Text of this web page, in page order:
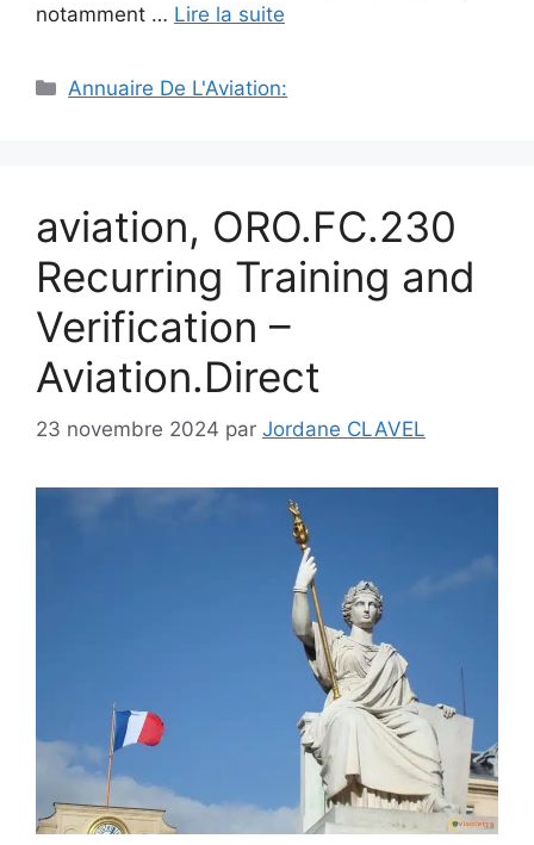
notamment … Lire la suite
Catégories
Annuaire De L'Aviation:
aviation, ORO.FC.230
Recurring Training and
Verification –
Aviation.Direct
23 novembre 2024 par Jordane CLAVEL